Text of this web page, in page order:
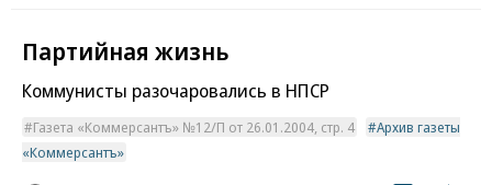
Партийная жизнь
Коммунисты разочаровались в НПСР
Газета «Коммерсантъ» №12/П от 26.01.2004, стр. 4
Архив газеты
«Коммерсантъ»